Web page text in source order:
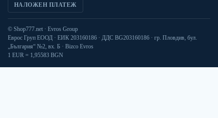
НАЛОЖЕН ПЛАТЕЖ
© Shop777.net · Evros Group
Еврос Груп ЕООД · ЕИК 203160186 · ДДС BG203160186 · гр. Пловдив, бул.
„България“ №2, вх. Б · Bizco Evros
1 EUR = 1,95583 BGN